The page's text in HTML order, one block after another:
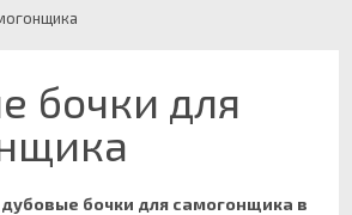
бочки для
дубовые бочки для самогонщика в